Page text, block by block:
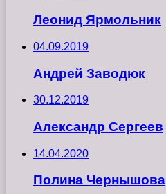
Леонид Ярмольник
04.09.2019
Андрей Заводюк
30.12.2019
Александр Сергеев
14.04.2020
Полина Чернышова